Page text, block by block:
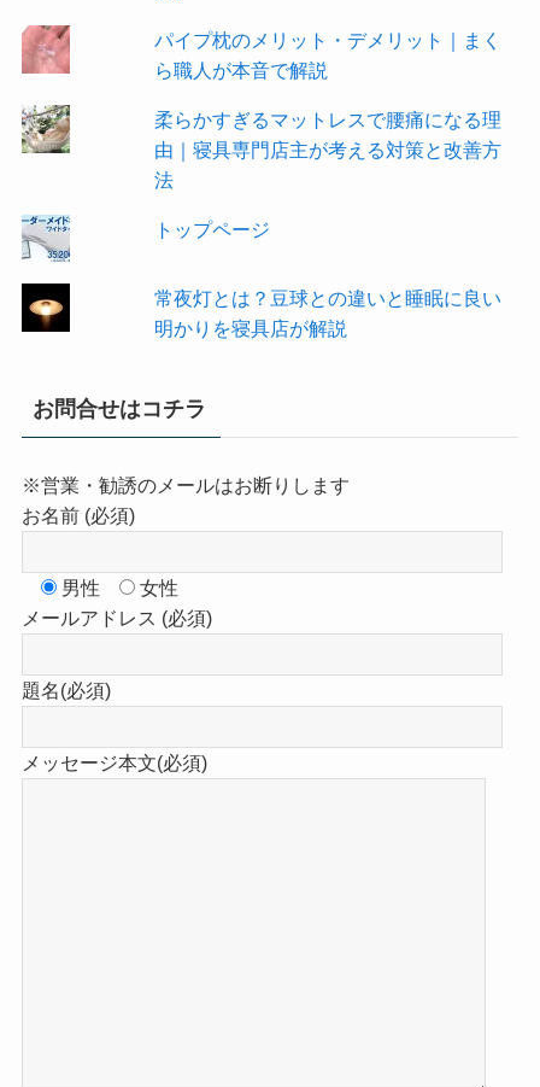
パイプ枕のメリット・デメリット｜まく
ら職人が本音で解説
柔らかすぎるマットレスで腰痛になる理
由｜寝具専門店主が考える対策と改善方
法
トップページ
常夜灯とは？豆球との違いと睡眠に良い
明かりを寝具店が解説
お問合せはコチラ
※営業・勧誘のメールはお断りします
お名前 (必須)
男性
女性
メールアドレス (必須)
題名(必須)
メッセージ本文(必須)